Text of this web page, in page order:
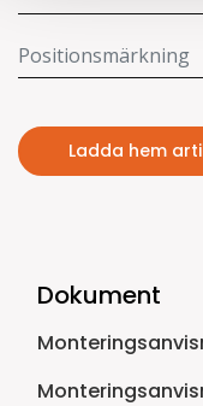
Ladda hem
Dokument